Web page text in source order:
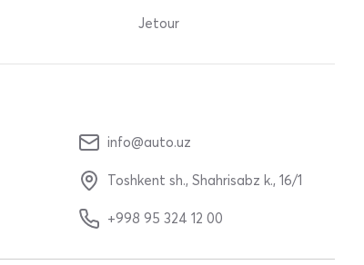
Jetour
info@auto.uz
Toshkent sh., Shahrisabz k., 16/1
+998 95 324 12 00